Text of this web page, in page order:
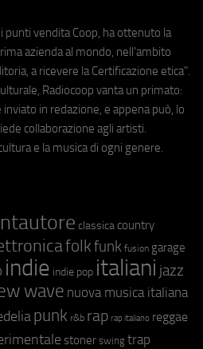
punti vendita Coop, ha ottenuto la
azienda al mondo, nell'ambito
a ricevere la Certificazione etica".
Radiocoop vanta un primato:
in redazione, e appena può, lo
collaborazione agli artisti.
e la musica di ogni genere.
classica country
folkfunk fusion garage
indie indie pop italiani jazz
wave nuova musica italiana
punk r&b rap rap italiano reggae
stoner swing trap